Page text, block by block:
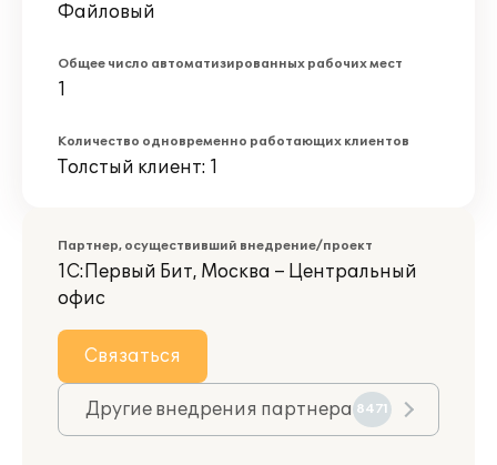
Файловый
Общее число автоматизированных рабочих мест
1
Количество одновременно работающих клиентов
Толстый клиент: 1
Партнер, осуществивший внедрение/проект
1С:Первый Бит, Москва – Центральный
офис
Связаться
Другие внедрения партнера 8471